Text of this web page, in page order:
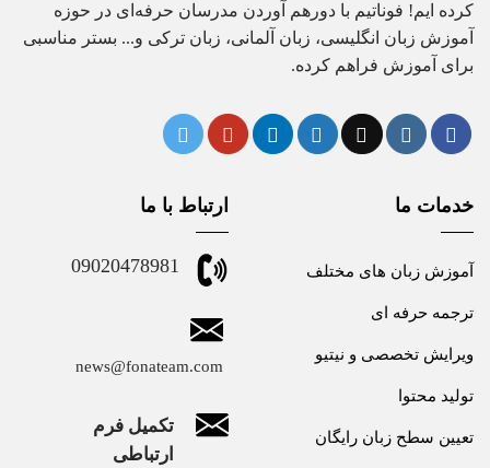
کرده ایم! فوناتیم با دورهم آوردن مدرسان حرفه‌ای در حوزه
آموزش زبان انگلیسی، زبان آلمانی، زبان ترکی و... بستر مناسبی
برای آموزش فراهم کرده.
خدمات ما
آموزش زبان های مختلف
ترجمه حرفه ای
ویرایش تخصصی و نیتیو
تولید محتوا
تعیین سطح زبان رایگان
ارتباط با ما
09020478981
news@fonateam.com
تکمیل فرم
ارتباطی